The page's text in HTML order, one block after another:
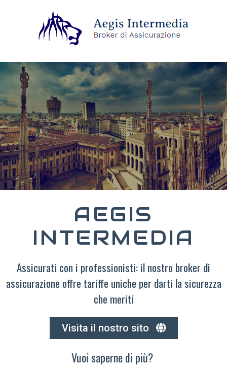
AEGIS
INTERMEDIA
Assicurati con i professionisti: il nostro broker di
assicurazione offre tariffe uniche per darti la sicurezza
che meriti
Visita il nostro sito
Vuoi saperne di più?